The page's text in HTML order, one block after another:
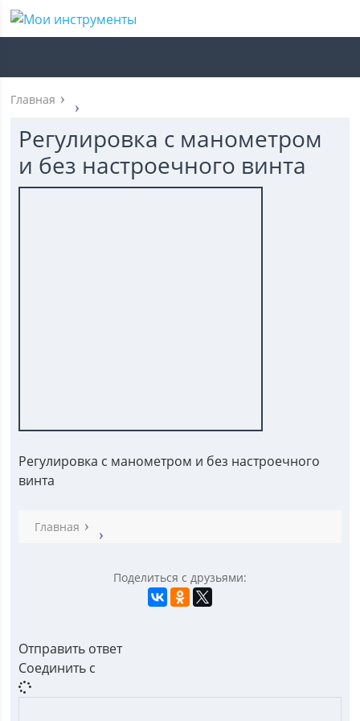
Главная
Регулировка с манометром
и без настроечного винта
Регулировка с манометром и без настроечного
винта
Главная
Поделиться с друзьями:
Отправить ответ
Соединить с